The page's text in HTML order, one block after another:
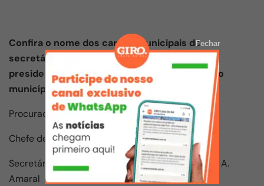
Confira o nome dos cargos municipais de
secretários, procurador, chefe de gabinete,
presidentes e diretores que irão administrar o
município junto com o prefeito:
Procurador Geral: Renato F. de Vasconcelos
Chefe de Gabinete: Fabiana S. de Souza
Secretária de Auditoria e Controle Interno: Ingrid A.
Amaral
Fechar